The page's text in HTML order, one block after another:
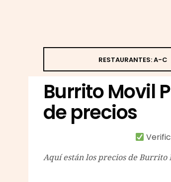
RESTAURANTES: A-C
Burrito Movil
de precios
Aquí están los precios de Burrito